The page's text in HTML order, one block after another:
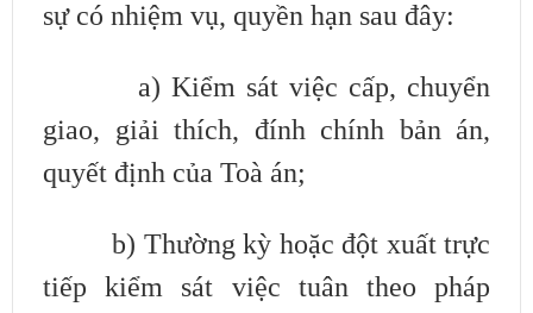
sự có nhiệm vụ, quyền hạn sau đây:
a) Kiểm sát việc cấp, chuyển
giao, giải thích, đính chính bản án,
quyết định của Toà án;
b) Thường kỳ hoặc đột xuất trực
tiếp kiểm sát việc tuân theo pháp